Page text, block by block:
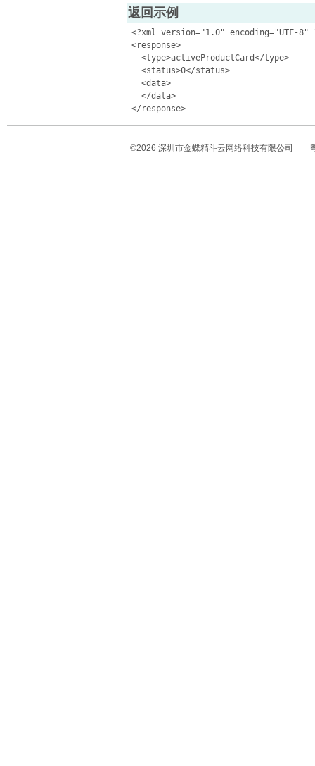
返回示例
<?xml version="1.0" encoding="UTF-
<response>
   <type>activeProductCard</type>
   <status>0</status>
   <data>
   </data>
©2026 深圳市金蝶精斗云网络科技有限公司